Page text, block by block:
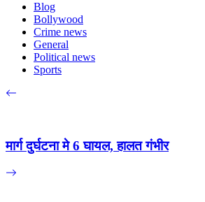
Blog
Bollywood
Crime news
General
Political news
Sports
मार्ग दुर्घटना मे 6 घायल, हालत गंभीर